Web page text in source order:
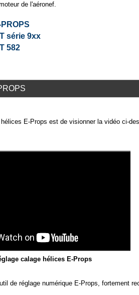
de l'aéronef.
série 9xx
582
E-Props est de visionner la vidéo ci-
calage hélices E-Props
de réglage numérique E-Props, fortement